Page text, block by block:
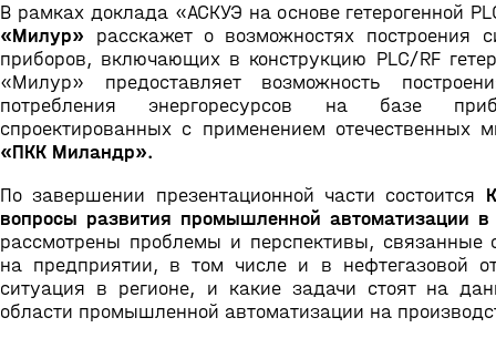
В рамках доклада «АСКУЭ на основе гетерогенной
«Милур» расскажет о возможностях построения
приборов, включающих в конструкцию PLC/RF
«Милур» предоставляет возможность
потребления энергоресурсов на базе
спроектированных с применением отечественных
«ПКК Миландр».
По завершении презентационной части состоится
вопросы развития промышленной автоматизации в
рассмотрены проблемы и перспективы, связанные
на предприятии, в том числе и в нефтегазовой
ситуация в регионе, и какие задачи стоят на
области промышленной автоматизации на